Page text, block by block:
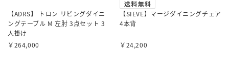
【ADRS】 トロン リビングダイニ
ングテーブル M 左肘 3点セット 3
人掛け
￥264,000
【SIEVE】マージダイニングチェア
4本背
￥24,200